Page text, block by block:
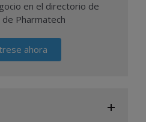
en el directorio de
Pharmatech
ahora